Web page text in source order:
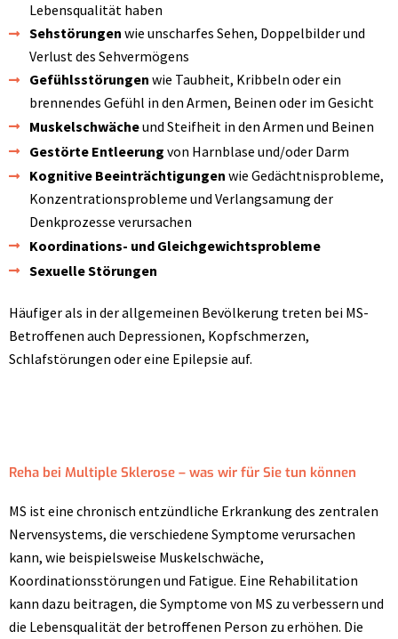
Lebensqualität haben
Sehstörungen wie unscharfes Sehen, Doppelbilder und
Verlust des Sehvermögens
Gefühlsstörungen wie Taubheit, Kribbeln oder ein
brennendes Gefühl in den Armen, Beinen oder im Gesicht
Muskelschwächeund Steifheit in den Armen und Beinen
Gestörte Entleerung von Harnblase und/oder Darm
Kognitive Beeinträchtigungen wie Gedächtnisprobleme,
Konzentrationsprobleme und Verlangsamung der
Denkprozesse verursachen
Koordinations- und Gleichgewichtsprobleme
Sexuelle Störungen
Häufiger als in der allgemeinen Bevölkerung treten bei MS-
Betroffenen auch Depressionen, Kopfschmerzen,
Schlafstörungen oder eine Epilepsie auf.
Reha bei Multiple Sklerose – was wir für Sie tun können
MS ist eine chronisch entzündliche Erkrankung des zentralen
Nervensystems, die verschiedene Symptome verursachen
kann, wie beispielsweise Muskelschwäche,
Koordinationsstörungen und Fatigue. Eine Rehabilitation
kann dazu beitragen, die Symptome von MS zu verbessern und
die Lebensqualität der betroffenen Person zu erhöhen. Die